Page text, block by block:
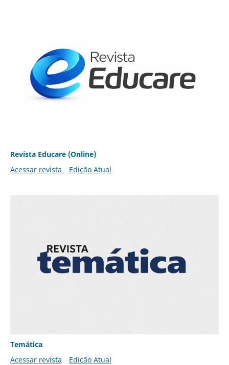
Revista Educare (Online)
Acessar revista
Edição Atual
Temática
Acessar revista
Edição Atual